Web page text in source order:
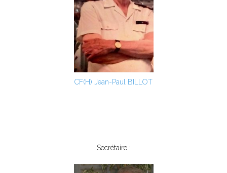
CF(H) Jean-Paul BILLOT
Secrétaire :